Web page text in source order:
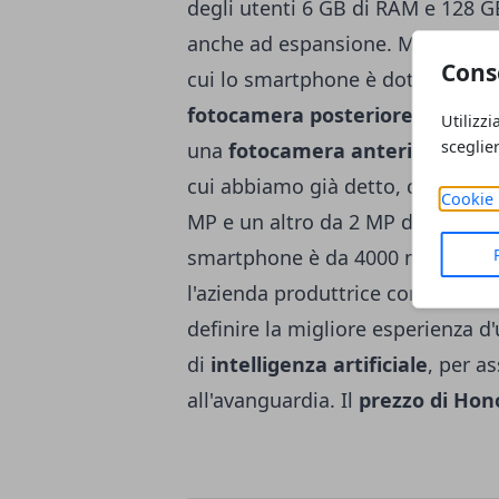
Cookie
degli utenti 6 GB di RAM e 128
anche ad espansione. Molto
cui lo smartphone è dotato.
fotocamera posteriore , che
una fotocamera anteriore pop
cui abbiamo già detto, ce ne
MP e un altro da 2 MP dedicato
smartphone è da 4000 mAh. Il
l'azienda produttrice con
definire la migliore esperienza
di intelligenza artificiale, per
all'avanguardia. Il prezzo di